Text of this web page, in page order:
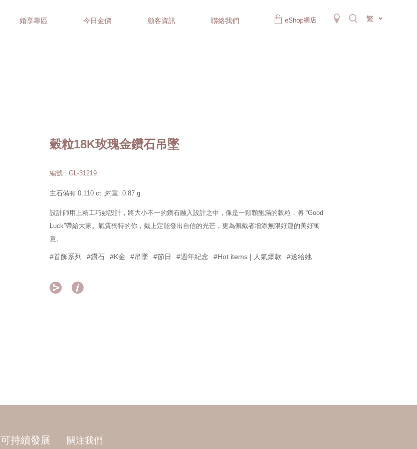
婚享專區 今日金價 顧客資訊 聯絡我們 繁
穀粒18K玫瑰金鑽石吊墜
編號 : GL-31219
主石備有 0.110 ct ;約重: 0.87 g
設計師用上精工巧妙設計，將大小不一的鑽石融入設計之中，像是一顆顆飽滿的穀粒，將 “Good
Luck”帶給大家。氣質獨特的你，戴上定能發出自信的光芒，更為佩戴者增添無限好運的美好寓
意。
#首飾系列 #鑽石 #K金 #吊墜 #節日 #週年紀念 #Hot items | 人氣爆款 #送給她
 
可持續發展 關注我們